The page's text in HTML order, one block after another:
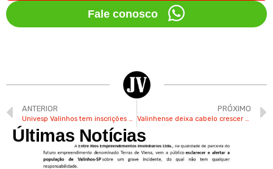
Fale conosco
ANTERIOR
Univesp Valinhos tem inscrições para 120 vagas distribuídas em 9 cursos
PRÓXIMO
Valinhense deixa cabelo crescer por 2 anos e doa para o Rosa e Amor
Últimas Notícias